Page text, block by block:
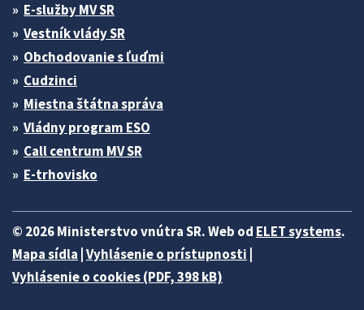
E-služby MV SR
Vestník vlády SR
Obchodovanie s ľuďmi
Cudzinci
Miestna štátna správa
Vládny program ESO
Call centrum MV SR
E-trhovisko
© 2026 Ministerstvo vnútra SR. Web od ELET systems.
Mapa sídla Vyhlásenie o prístupnosti
Vyhlásenie o cookies (PDF, 398 kB)